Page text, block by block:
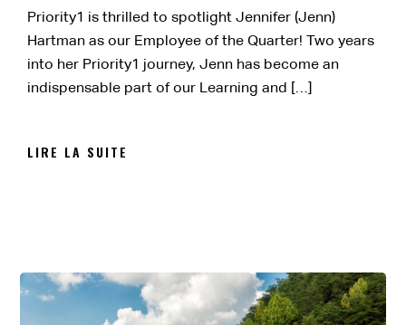
Priority1 is thrilled to spotlight Jennifer (Jenn)
Hartman as our Employee of the Quarter! Two years
into her Priority1 journey, Jenn has become an
indispensable part of our Learning and […]
LIRE LA SUITE